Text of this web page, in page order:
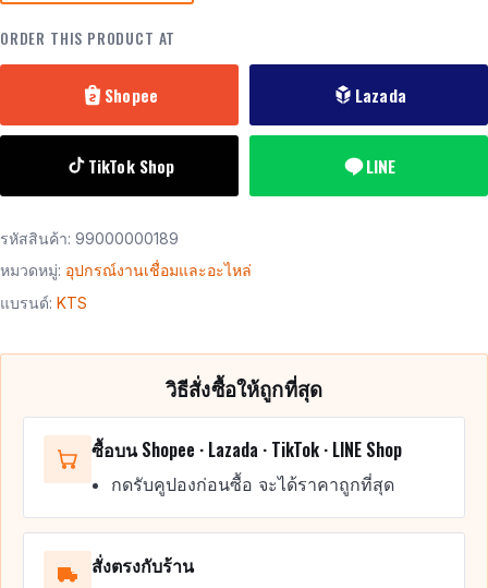
ORDER THIS PRODUCT AT
Shopee Lazada
TikTok Shop LINE
รหัสสินค้า: 99000000189
หมวดหมู่: อุปกรณ์งานเชื่อมและอะไหล่
แบรนด์: KTS
วิธีสั่งซื้อให้ถูกที่สุด
ซื้อบน Shopee · Lazada · TikTok · LINE Shop
กดรับคูปองก่อนซื้อ จะได้ราคาถูกที่สุด
สั่งตรงกับร้าน